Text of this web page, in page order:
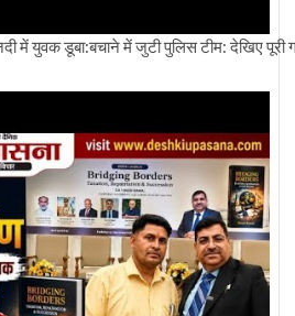
में युवक डूबा:बचाने में जुटी पुलिस टीम: देखिए पूरी